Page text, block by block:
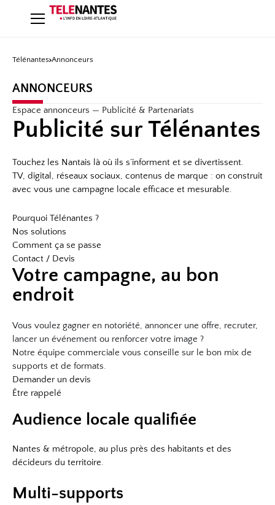
Télénantes Annonceurs
ANNONCEURS
Espace annonceurs — Publicité & Partenariats
Publicité sur Télénantes
Touchez les Nantais là où ils s’informent et se divertissent.
TV, digital, réseaux sociaux, contenus de marque : on construit
avec vous une campagne locale efficace et mesurable.
Pourquoi Télénantes ?
Nos solutions
Comment ça se passe
Contact / Devis
Votre campagne, au bon
endroit
Vous voulez gagner en notoriété, annoncer une offre, recruter,
lancer un événement ou renforcer votre image ?
Notre équipe commerciale vous conseille sur le bon mix de
supports et de formats.
Demander un devis
Être rappelé
Audience locale qualifiée
Nantes & métropole, au plus près des habitants et des
décideurs du territoire.
Multi-supports